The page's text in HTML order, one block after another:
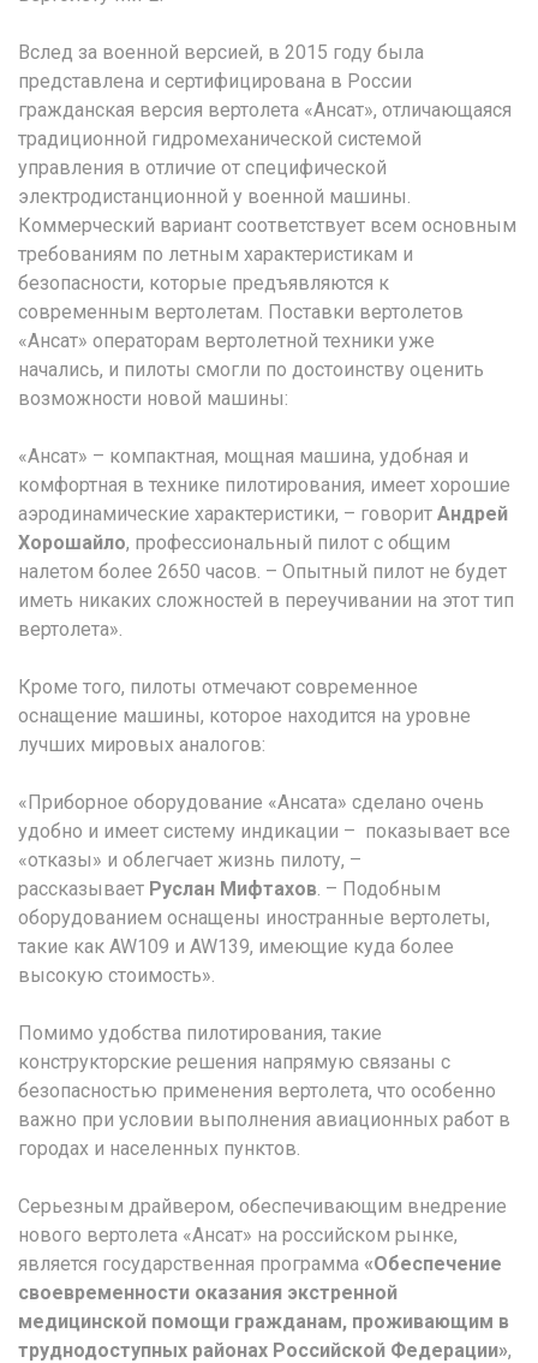
Вслед за военной версией, в 2015 году была
представлена и сертифицирована в России
гражданская версия вертолета «Ансат», отличающаяся
традиционной гидромеханической системой
управления в отличие от специфической
электродистанционной у военной машины.
Коммерческий вариант соответствует всем основным
требованиям по летным характеристикам и
безопасности, которые предъявляются к
современным вертолетам. Поставки вертолетов
«Ансат» операторам вертолетной техники уже
начались, и пилоты смогли по достоинству оценить
возможности новой машины:
«Ансат» – компактная, мощная машина, удобная и
комфортная в технике пилотирования, имеет хорошие
аэродинамические характеристики, – говорит Андрей
Хорошайло, профессиональный пилот с общим
налетом более 2650 часов. – Опытный пилот не будет
иметь никаких сложностей в переучивании на этот тип
вертолета».
Кроме того, пилоты отмечают современное
оснащение машины, которое находится на уровне
лучших мировых аналогов:
«Приборное оборудование «Ансата» сделано очень
удобно и имеет систему индикации – показывает все
«отказы» и облегчает жизнь пилоту, –
рассказывает Руслан Мифтахов. – Подобным
оборудованием оснащены иностранные вертолеты,
такие как AW109 и AW139, имеющие куда более
высокую стоимость».
Помимо удобства пилотирования, такие
конструкторские решения напрямую связаны с
безопасностью применения вертолета, что особенно
важно при условии выполнения авиационных работ в
городах и населенных пунктов.
Серьезным драйвером, обеспечивающим внедрение
нового вертолета «Ансат» на российском рынке,
является государственная программа «Обеспечение
своевременности оказания экстренной
медицинской помощи гражданам, проживающим в
труднодоступных районах Российской Федерации»,